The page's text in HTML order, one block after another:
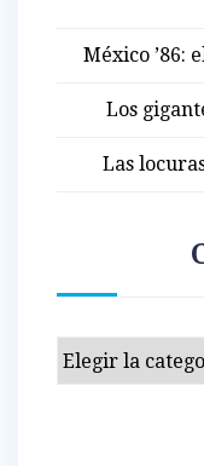
México ’86:
Los
Las
Categorías